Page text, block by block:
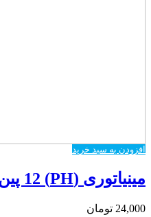
افزودن به سبد خرید
مینیاتوری (PH) 12 پین سیم دار
24,000 تومان